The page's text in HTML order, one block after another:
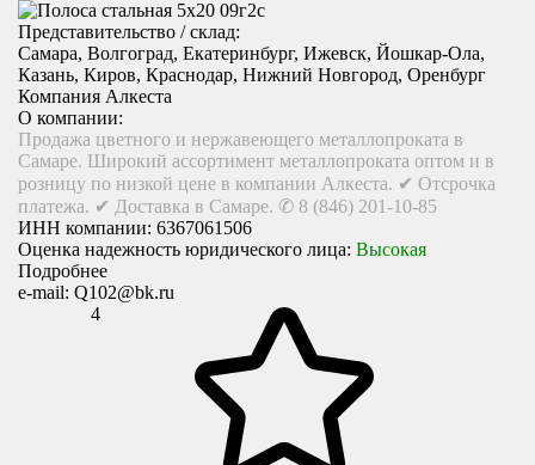
Представительство / склад:
Самара, Волгоград, Екатеринбург, Ижевск, Йошкар-Ола,
Казань, Киров, Краснодар, Нижний Новгород, Оренбург
Компания Алкеста
О компании:
Продажа цветного и нержавеющего металлопроката в
Самаре. Широкий ассортимент металлопроката оптом и в
розницу по низкой цене в компании Алкеста. ✔ Отсрочка
платежа. ✔ Доставка в Самаре. ✆ 8 (846) 201-10-85
ИНН компании: 6367061506
Оценка надежность юридического лица: Высокая
Подробнее
e-mail: Q102@bk.ru
4